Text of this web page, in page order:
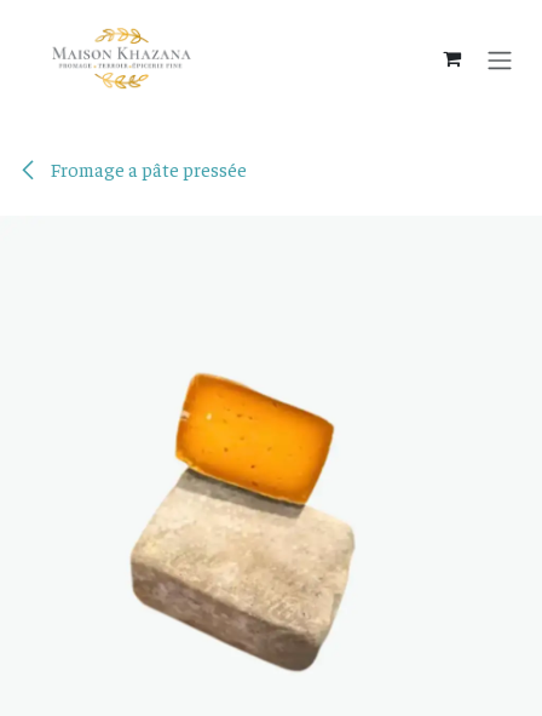
Fromage a pâte pressée